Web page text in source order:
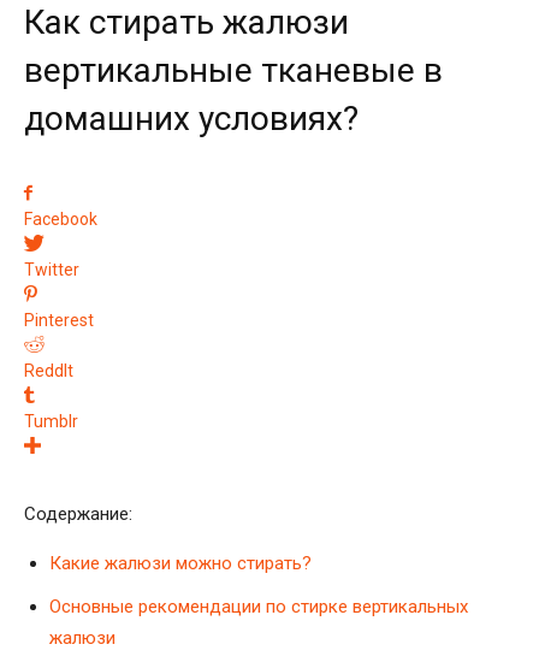
Как стирать жалюзи
вертикальные тканевые в
домашних условиях?
Facebook
Twitter
Pinterest
ReddIt
Tumblr
Содержание:
Какие жалюзи можно стирать?
Основные рекомендации по стирке вертикальных
жалюзи